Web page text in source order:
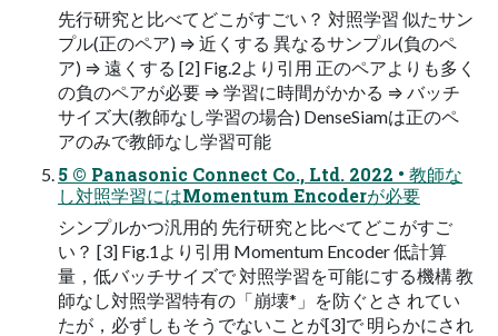
先行研究と比べてどこがすごい？ 対照学習 似たサン
プル(正のペア) ⇒ 近くする 異なるサンプル(負のペ
ア) ⇒ 遠くする [2] Fig.2より引用 正のペアよりも多く
の負のペアが必要 ⇒ 学習に時間がかかる ⇒ バッチ
サイズ大(教師なし学習の場合) DenseSiamは正のペ
アのみで教師なし学習可能
5 ©️ Panasonic Connect Co., Ltd. 2022 • 教師な
し対照学習にはMomentum Encoderが必要
シンプルかつ汎用的 先行研究と比べてどこがすご
い？ [3] Fig.1より引用 Momentum Encoder 低計算
量，低バッチサイズで 対照学習を可能にする機構 教
師なし対照学習特有の「崩壊*」を防ぐとさ れてい
たが，必ずしもそうでないことが[3]で 明らかにされ